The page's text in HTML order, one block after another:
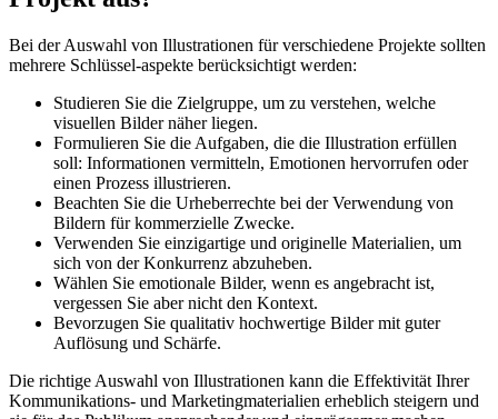
Bei der Auswahl von Illustrationen für verschiedene Projekte sollten
mehrere Schlüssel-aspekte berücksichtigt werden:
Studieren Sie die Zielgruppe, um zu verstehen, welche
visuellen Bilder näher liegen.
Formulieren Sie die Aufgaben, die die Illustration erfüllen
soll: Informationen vermitteln, Emotionen hervorrufen oder
einen Prozess illustrieren.
Beachten Sie die Urheberrechte bei der Verwendung von
Bildern für kommerzielle Zwecke.
Verwenden Sie einzigartige und originelle Materialien, um
sich von der Konkurrenz abzuheben.
Wählen Sie emotionale Bilder, wenn es angebracht ist,
vergessen Sie aber nicht den Kontext.
Bevorzugen Sie qualitativ hochwertige Bilder mit guter
Auflösung und Schärfe.
Die richtige Auswahl von Illustrationen kann die Effektivität Ihrer
Kommunikations- und Marketingmaterialien erheblich steigern und